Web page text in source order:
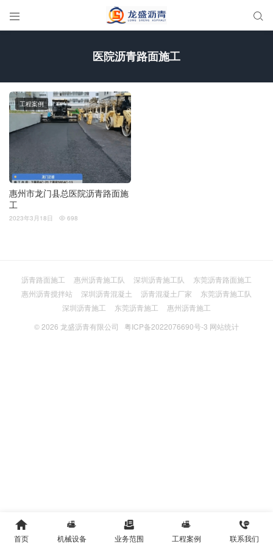
 
医院沥青路面施工
惠州市龙门县总医院沥青路面施
工
工程案例
2023年3月18日  698
沥青路面施工 惠州沥青施工队 深圳沥青施工队
东莞沥青路面施工
惠州沥青搅拌站
深圳沥青混凝土 沥青混凝土厂家
东莞沥青施工队
深圳沥青施工
东莞沥青施工
惠州沥青施工
© 2026 龙盛沥青有限公司 粤ICP备2022076690号-3 网站统计

首页

机械设备

业务范围

工程案例

联系我们